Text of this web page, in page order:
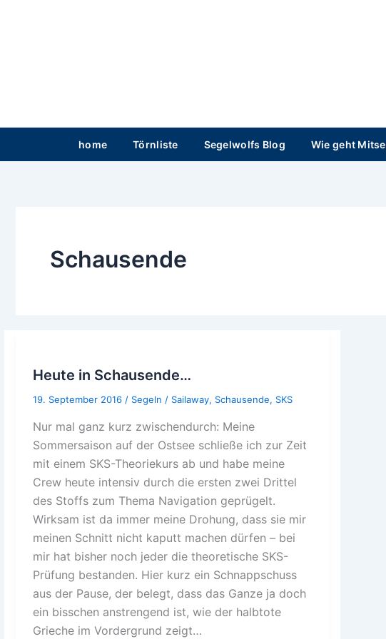
home Törnliste Segelwolfs Blog Wie geht
Schausende
Heute in Schausende…
19. September 2016 / Segeln / Sailaway, Schausende, SKS
Nur mal ganz kurz zwischendurch: Meine
Sommersaison auf der Ostsee schließe ich zur Zeit
mit einem SKS-Theoriekurs ab und habe meine
Crew heute intensiv durch die ersten zwei Drittel
des Stoffs zum Thema Navigation geprügelt.
Wirksam ist da immer meine Drohung, dass sie mir
meinen Schnitt nicht kaputt machen dürfen – bei
mir hat bisher noch jeder die theoretische SKS-
Prüfung bestanden. Hier kurz ein Schnappschuss
aus der Pause, der belegt, dass das Ganze ja doch
ein bisschen anstrengend ist, wie der halbtote
Grieche im Vordergrund zeigt…